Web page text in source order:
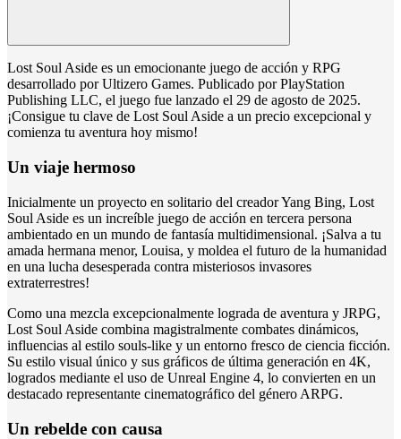
Lost Soul Aside es un emocionante juego de acción y RPG
desarrollado por Ultizero Games. Publicado por PlayStation
Publishing LLC, el juego fue lanzado el 29 de agosto de 2025.
¡Consigue tu clave de Lost Soul Aside a un precio excepcional y
comienza tu aventura hoy mismo!
Un viaje hermoso
Inicialmente un proyecto en solitario del creador Yang Bing, Lost
Soul Aside es un increíble juego de acción en tercera persona
ambientado en un mundo de fantasía multidimensional. ¡Salva a tu
amada hermana menor, Louisa, y moldea el futuro de la humanidad
en una lucha desesperada contra misteriosos invasores
extraterrestres!
Como una mezcla excepcionalmente lograda de aventura y JRPG,
Lost Soul Aside combina magistralmente combates dinámicos,
influencias al estilo souls-like y un entorno fresco de ciencia ficción.
Su estilo visual único y sus gráficos de última generación en 4K,
logrados mediante el uso de Unreal Engine 4, lo convierten en un
destacado representante cinematográfico del género ARPG.
Un rebelde con causa